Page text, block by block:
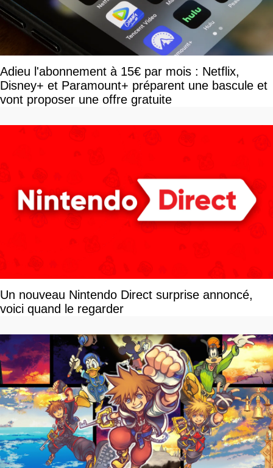
Adieu l'abonnement à 15€ par mois : Netflix,
Disney+ et Paramount+ préparent une bascule et
vont proposer une offre gratuite
Un nouveau Nintendo Direct surprise annoncé,
voici quand le regarder